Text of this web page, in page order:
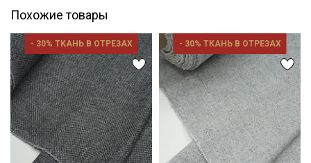
Похожие товары
- 30% ТКАНЬ В ОТРЕЗАХ - 30% ТКАНЬ В ОТРЕЗАХ